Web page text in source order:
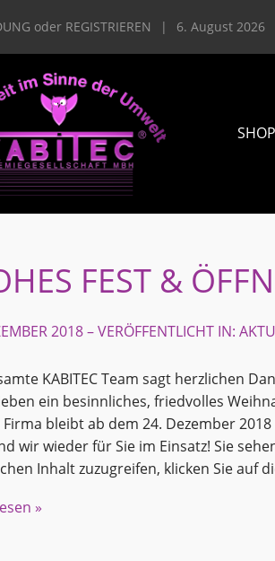
oder REGISTRIEREN | 6. August 2026
SHOP
FEST &
2018 – VERÖFFENTLICHT IN:
KABITEC Team sagt herzlichen
ein besinnliches, friedvolles
bleibt ab dem 24. Dezember
wir wieder für Sie im Einsatz! Sie
Inhalt zuzugreifen, klicken Sie auf